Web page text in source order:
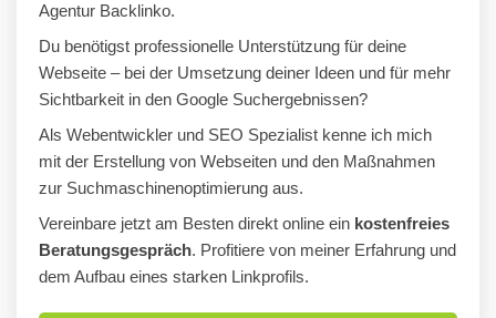
Agentur Backlinko.
Du benötigst professionelle Unterstützung für deine
Webseite – bei der Umsetzung deiner Ideen und für mehr
Sichtbarkeit in den Google Suchergebnissen?
Als Webentwickler und SEO Spezialist kenne ich mich
mit der Erstellung von Webseiten und den Maßnahmen
zur Suchmaschinenoptimierung aus.
Vereinbare jetzt am Besten direkt online ein kostenfreies
Beratungsgespräch. Profitiere von meiner Erfahrung und
dem Aufbau eines starken Linkprofils.